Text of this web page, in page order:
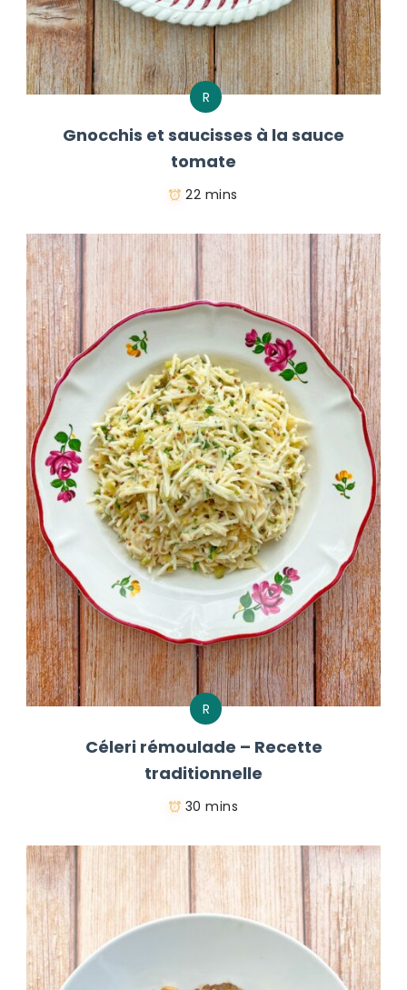
R
Gnocchis et saucisses à la sauce
tomate
22 mins
R
Céleri rémoulade – Recette
traditionnelle
30 mins